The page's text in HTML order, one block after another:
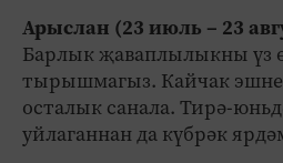
Арыслан (23 июль – 23
Барлык җаваплылыкны үз
тырышмагыз. Кайчак эшне
осталык санала. Тирә-
уйлаганнан да күбрәк